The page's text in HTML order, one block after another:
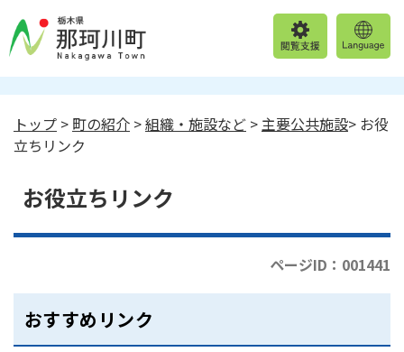
トップ > 町の紹介 >組織・施設など >主要公共施設> お役
立ちリンク
お役立ちリンク
ページID：001441
おすすめリンク